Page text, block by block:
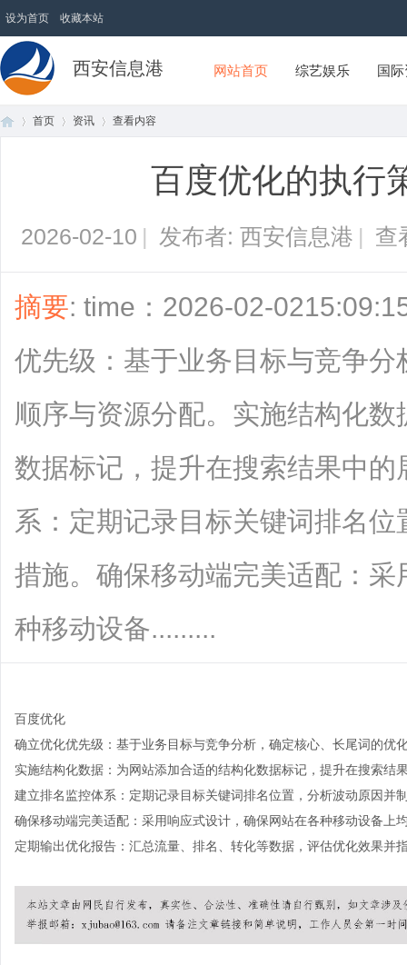
设为首页 收藏本站
西安信息港 网站首页 综艺娱乐 国
首页 资讯 查看内容
百度优化的执行
2026-02-10 | 发布者: 西安信息港 | 查
摘要: time：2026-02-
优先级：基于业务目标与竞争
顺序与资源分配。实施结构化
数据标记，提升在搜索结果中
系：定期记录目标关键词排名
措施。确保移动端完美适配：
种移动设备.........
time： 2026-02-02 15:09:15 onclick： 8
百度优化
确立优化优先级：基于业务目标与竞争分析，确定核心、长尾词的优
实施结构化数据：为网站添加合适的结构化数据标记，提升在搜索结
建立排名监控体系：定期记录目标关键词排名位置，分析波动原因并
确保移动端完美适配：采用响应式设计，确保网站在各种移动设备上
定期输出优化报告：汇总流量、排名、转化等数据，评估优化效果并